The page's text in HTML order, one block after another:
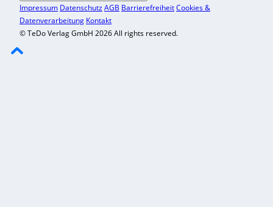
Impressum DatenschutzAGB BarrierefreiheitCookies &
Datenverarbeitung Kontakt
© TeDo Verlag GmbH 2026 All rights reserved.